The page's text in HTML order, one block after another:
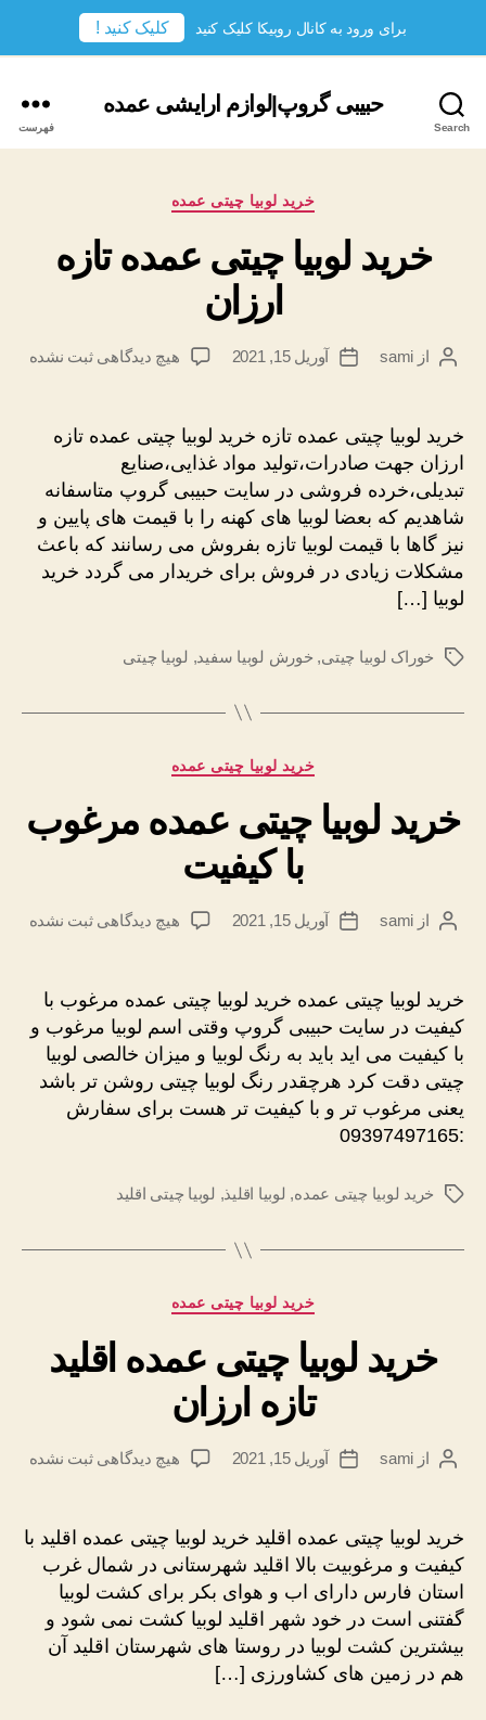
Search
حبیبی گروپ|لوازم ارایشی عمده
فهرست
دسته‌ها
خرید لوبیا چیتی عمده
خرید لوبیا چیتی عمده تازه
ارزان
نویسندهٔ
از sami
تاریخآوریل 15, 2021 هیچ دیدگاهیبرای
چیتی
عمده
ارزان
ثبت نشده
خرید لوبیا چیتی عمده تازه خرید لوبیا چیتی عمده تازه
ارزان جهت صادرات،تولید مواد غذایی،صنایع
تبدیلی،خرده فروشی در سایت حبیبی گروپ متاسفانه
شاهدیم که بعضا لوبیا های کهنه را با قیمت های پایین و
نیز گاها با قیمت لوبیا تازه بفروش می رسانند که باعث
مشکلات زیادی در فروش برای خریدار می گردد خرید
لوبیا […]
برچسب‌هاخوراک لوبیا چیتی, خورش لوبیا سفید, لوبیا چیتی
دسته‌ها
خرید لوبیا چیتی عمده
خرید لوبیا چیتی عمده مرغوب
با کیفیت
نویسندهٔ
از sami
تاریخآوریل 15, 2021 هیچ دیدگاهیبرای
چیتی
عمده
مرغوب
با
کیفیت
ثبت نشده
خرید لوبیا چیتی عمده خرید لوبیا چیتی عمده مرغوب با
کیفیت در سایت حبیبی گروپ وقتی اسم لوبیا مرغوب و
با کیفیت می اید باید به رنگ لوبیا و میزان خالصی لوبیا
چیتی دقت کرد هرچقدر رنگ لوبیا چیتی روشن تر باشد
یعنی مرغوب تر و با کیفیت تر هست برای سفارش
:09397497165
برچسب‌هاخرید لوبیا چیتی عمده, لوبیا اقلیذ, لوبیا چیتی اقلید
دسته‌ها
خرید لوبیا چیتی عمده
خرید لوبیا چیتی عمده اقلید
تازه ارزان
نویسندهٔ
از sami
تاریخآوریل 15, 2021 هیچ دیدگاهیبرای
چیتی
اقلید
تازه
ارزان
ثبت نشده
خرید لوبیا چیتی عمده اقلید خرید لوبیا چیتی عمده اقلید با
کیفیت و مرغوبیت بالا اقلید شهرستانی در شمال غرب
استان فارس دارای اب و هوای بکر برای کشت لوبیا
گفتنی است در خود شهر اقلید لوبیا کشت نمی شود و
بیشترین کشت لوبیا در روستا های شهرستان اقلید آن
هم در زمین های کشاورزی […]
برای ورود به کانال روبیکا کلیک کنید کلیک کنید !